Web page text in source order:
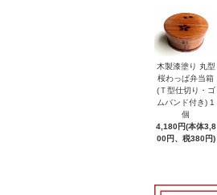
木製漆塗り 丸型
桜わっぱ弁当箱
(Ｔ型仕切り・ゴ
ムバンド付き) 1
個
4,180円(本体3,8
00円、税380円)